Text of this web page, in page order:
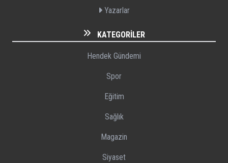
Yazarlar
KATEGORILER
Hendek Gündemi
Spor
Eğitim
Sağlık
Magazin
Siyaset